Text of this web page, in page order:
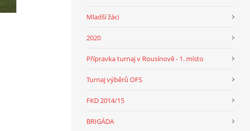
Mladší žáci
2020
Přípravka turnaj v Rousínově - 1. místo
Turnaj výběrů OFS
FKD 2014/15
BRIGÁDA